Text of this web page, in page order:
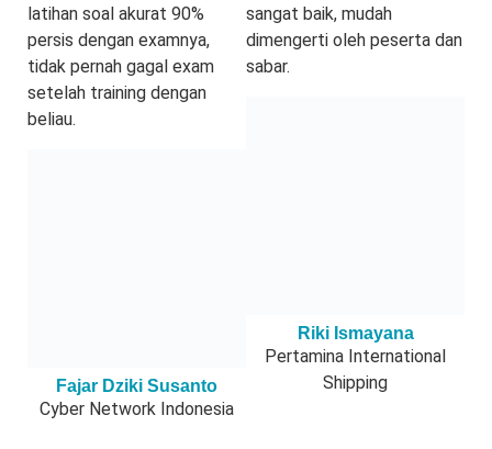
latihan soal akurat 90%
persis dengan examnya,
tidak pernah gagal exam
setelah training dengan
beliau.
Fajar Dziki Susanto
Cyber Network Indonesia
sangat baik, mudah
dimengerti oleh peserta dan
sabar.
Riki Ismayana
Pertamina International
Shipping